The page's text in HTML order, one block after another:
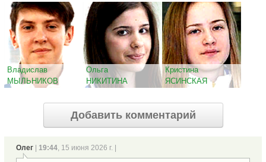
Владислав
МЫЛЬНИКОВ
Ольга
НИКИТИНА
Кристина
ЯСИНСКАЯ
Добавить комментарий
Олег 19:44, 15 июня 2026 г. |